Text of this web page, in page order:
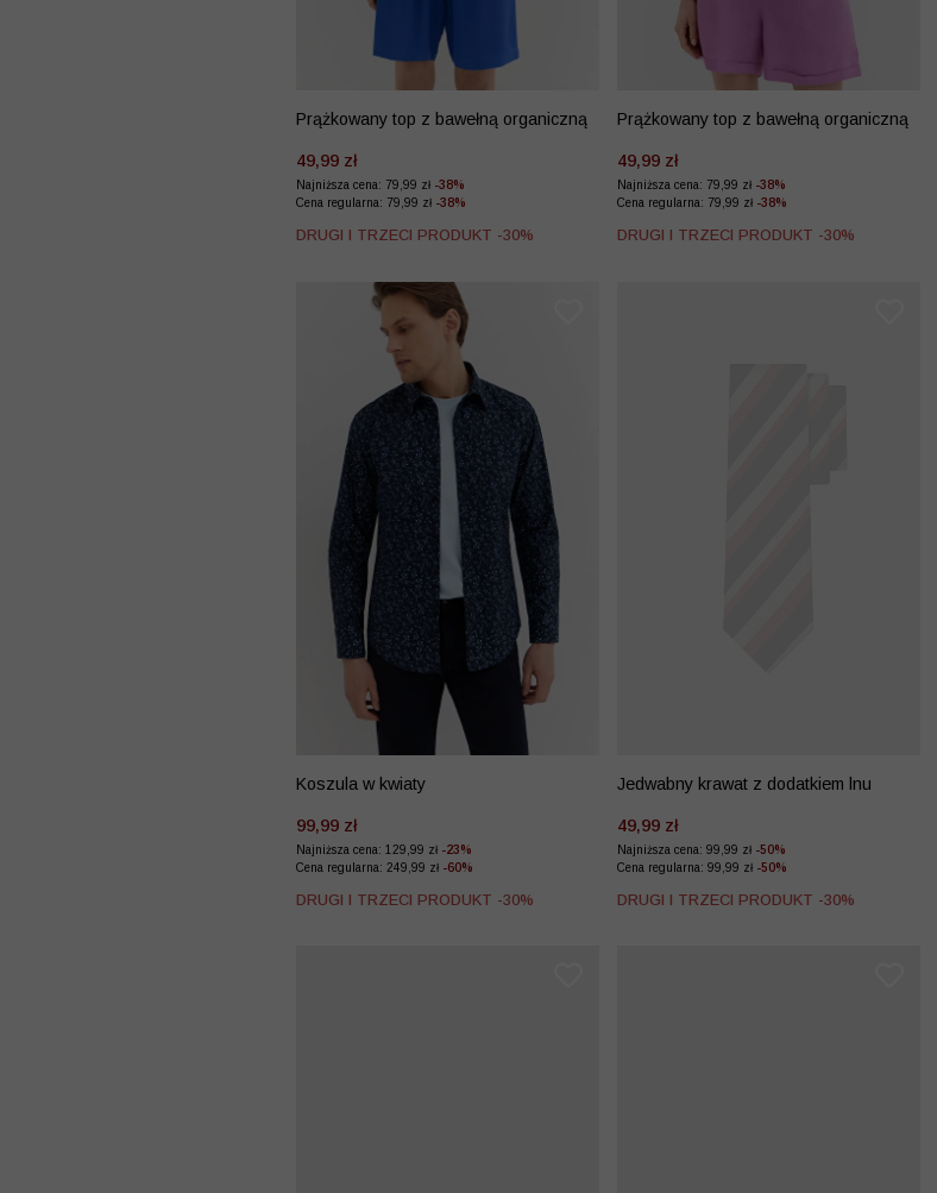
Prążkowany top z bawełną organiczną
49,99 zł
Najniższa cena: 79,99 zł -38%
Cena regularna: 79,99 zł -38%
DRUGI I TRZECI PRODUKT -30%
Prążkowany top z bawełną organiczną
49,99 zł
Najniższa cena: 79,99 zł -38%
Cena regularna: 79,99 zł -38%
DRUGI I TRZECI PRODUKT -30%
Koszula w kwiaty
99,99 zł
Najniższa cena: 129,99 zł -23%
Cena regularna: 249,99 zł -60%
DRUGI I TRZECI PRODUKT -30%
Jedwabny krawat z dodatkiem lnu
49,99 zł
Najniższa cena: 99,99 zł -50%
Cena regularna: 99,99 zł -50%
DRUGI I TRZECI PRODUKT -30%